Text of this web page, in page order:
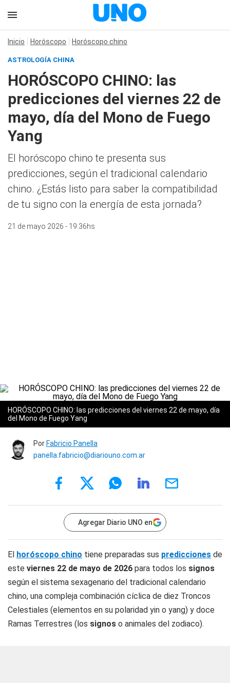
Inicio Horóscopo Horóscopo chino
ASTROLOGÍA CHINA
HORÓSCOPO CHINO: las
predicciones del viernes 22 de
mayo, día del Mono de Fuego
Yang
El horóscopo chino te presenta sus
predicciones, según el tradicional calendario
chino. ¿Estás listo para saber la compatibilidad
de tu signo con la energía de esta jornada?
21 de mayo 2026 - 19:36hs
HORÓSCOPO CHINO: las predicciones del viernes 22 de mayo, día
del Mono de Fuego Yang
Por Fabricio Panella
panella.fabricio@diariouno.com.ar
Agregar Diario UNO en
El horóscopo chino tiene preparadas sus predicciones de
este viernes 22 de mayo de 2026 para todos los signos
según el sistema sexagenario del tradicional calendario
chino, una compleja combinación cíclica de diez Troncos
Celestiales (elementos en su polaridad yin o yang) y doce
Ramas Terrestres (los signos o animales del zodiaco).